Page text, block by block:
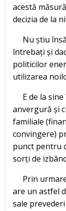
acestă
decizia de la
Nu știu
întrebați și
politicilor
utilizarea
E de la sine
anvergură și
familiale
convingere)
punct pentru
sorți de
Prin
are un astfel
sale